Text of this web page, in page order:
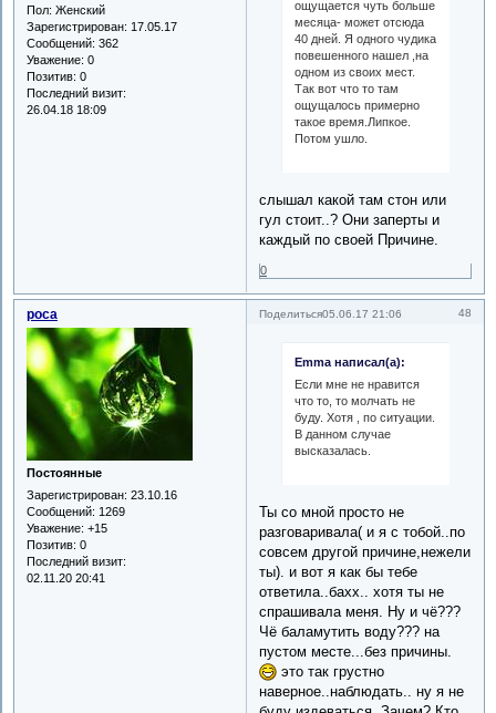
Пол: Женский
Зарегистрирован: 17.05.17
Сообщений: 362
Уважение: 0
Позитив: 0
Последний визит:
26.04.18 18:09
ощущается чуть больше
месяца- может отсюда
40 дней. Я одного чудика
повешенного нашел ,на
одном из своих мест.
Так вот что то там
ощущалось примерно
такое время.Липкое.
Потом ушло.
слышал какой там стон или
гул стоит..? Они заперты и
каждый по своей Причине.
0
Поделиться 48
05.06.17 21:06
роса
Постоянные
Зарегистрирован: 23.10.16
Сообщений: 1269
Уважение: +15
Позитив: 0
Последний визит:
02.11.20 20:41
Emma написал(а):
Если мне не нравится
что то, то молчать не
буду. Хотя , по ситуации.
В данном случае
высказалась.
Ты со мной просто не
разговаривала( и я с тобой..по
совсем другой причине,нежели
ты). и вот я как бы тебе
ответила..бахх.. хотя ты не
спрашивала меня. Ну и чё???
Чё баламутить воду??? на
пустом месте...без причины.
это так грустно
наверное..наблюдать.. ну я не